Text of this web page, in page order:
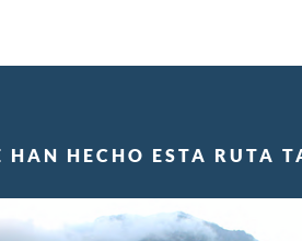
HAN HECHO ESTA RUTA